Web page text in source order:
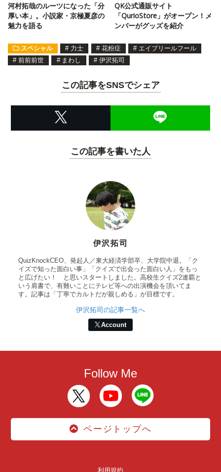
河村拓哉のルーツになった「分
厚い本」。小説家・京極夏彦の
魅力を語る
QK公式通販サイト
「QurioStore」がオープン！メ
ンバーがグッズを紹介
スペシャル # 力士 # 花粉症 # エイプリールフール
# 前前前世 # まわし # 伊沢拓司
この記事をSNSでシェア
この記事を書いた人
伊沢拓司
QuizKnockCEO、発起人／東大経済学部卒、大学院中退。「ク
イズで知った面白い事」「クイズで出会った面白い人」をもっ
と広げたい！ と思いスタートしました。高校生クイズ2連覇と
いう肩書で、有難いことにテレビ等への出演機会を頂いてま
す。記事は「丁寧でカルトだが親しめる」が目標です。
伊沢拓司の記事一覧へ
Account
Follow Me
ページトップへ
利用規約